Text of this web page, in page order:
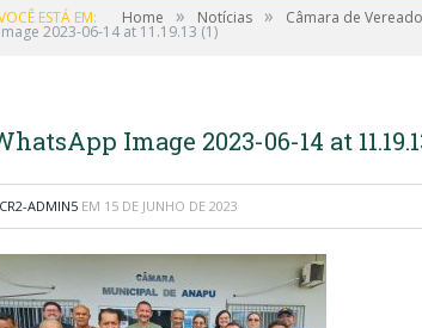
ESTÁ EM: Home » Notícias » Câmara de
Image 2023-06-14 at 11.19.13 (1)
Image 2023-06-14 at
CR2-ADMIN5 EM 15 DE JUNHO DE 2023